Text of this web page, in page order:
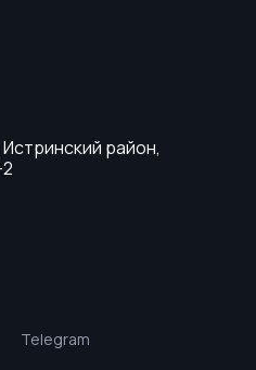
район,
Telegram